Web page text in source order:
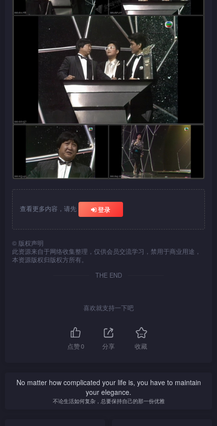
查看更多内容，请先 登录
© 版权声明
此资源来自于网络收集整理，仅供会员交流学习，禁用于商业用途，
本资源版权归版权方所有。
THE END
喜欢就支持一下吧
点赞0 分享 收藏
No matter how complicated your life is, you have to maintain
your elegance.
不论生活如何复杂，总要保持自己的那一份优雅